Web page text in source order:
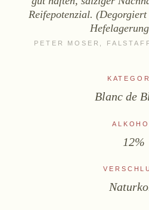
Fizz
Grapester
Grapester
Ab Hof
ÜBER
Reifepotenzial.
PETER MOSER,
Blanc de
12%